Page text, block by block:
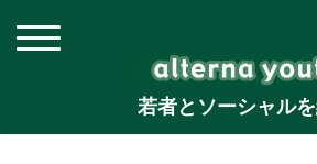
若者とソーシャル